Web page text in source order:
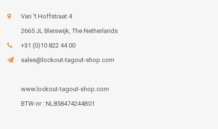
Van 't Hoffstraat 4
2665 JL Bleiswijk, The Netherlands
+31 (0)10 822 44 00
sales@lockout-tagout-shop.com
www.lockout-tagout-shop.com
BTW-nr : NL858474244B01